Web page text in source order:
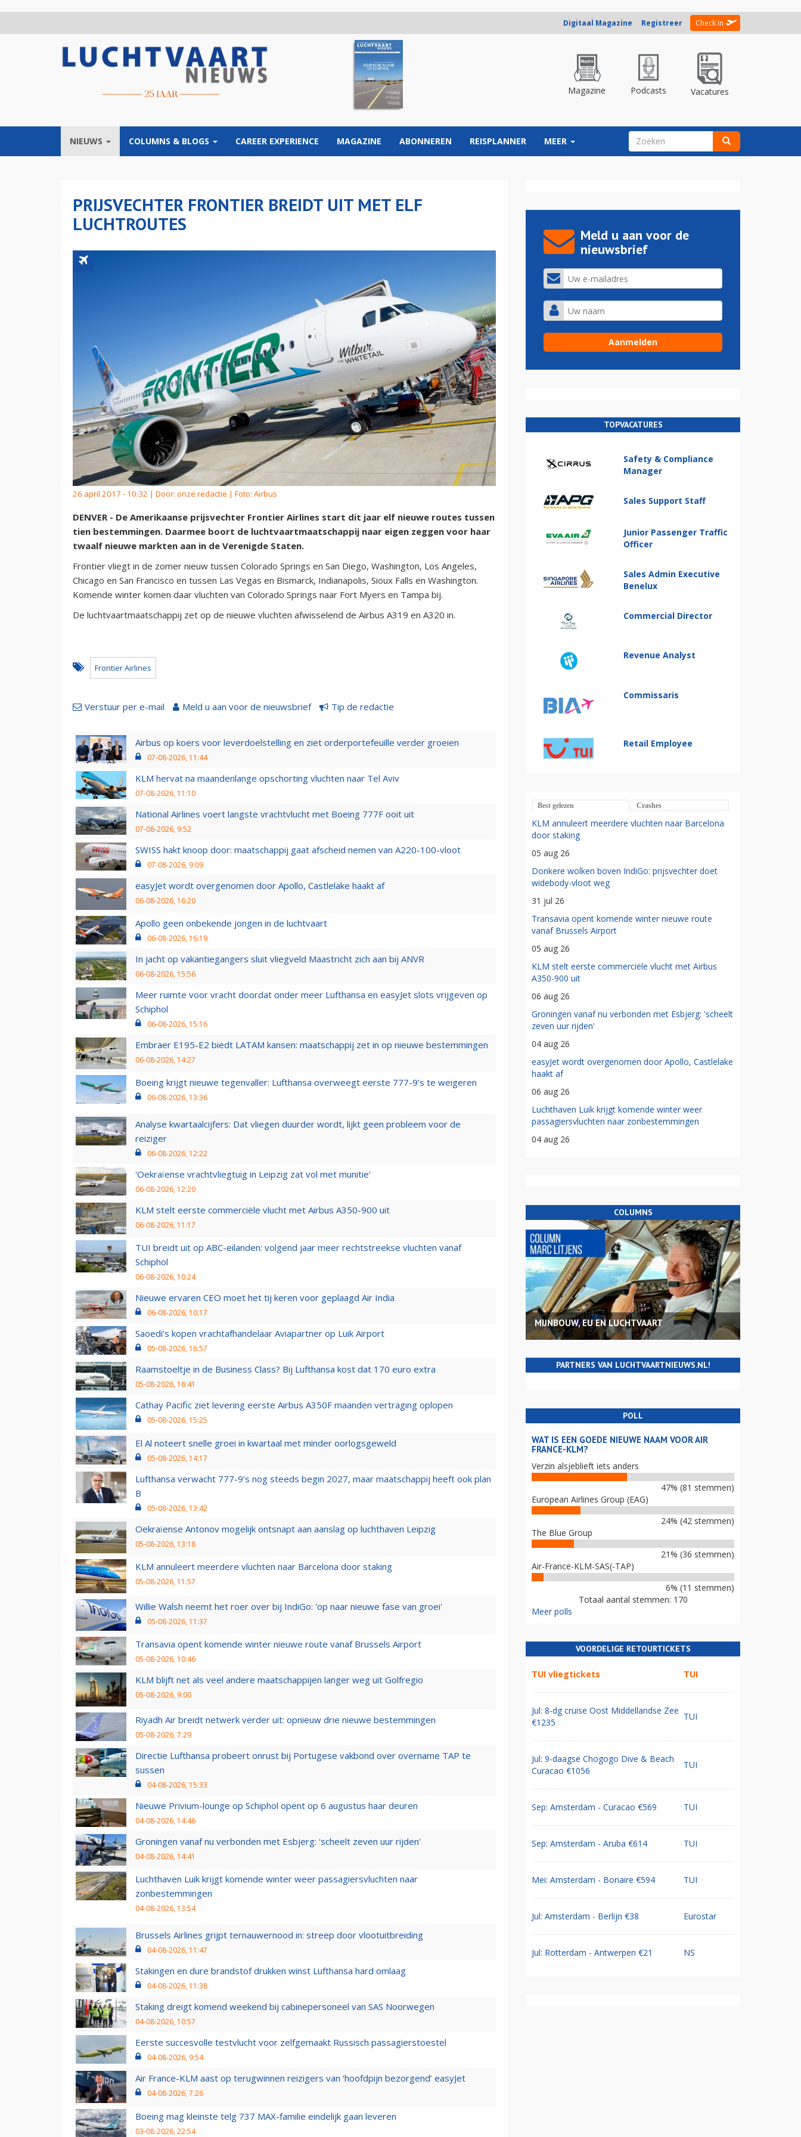
Digitaal Magazine Registreer Check in
Magazine Podcasts Vacatures
NIEUWS COLUMNS & BLOGS CAREER EXPERIENCE MAGAZINE ABONNEREN REISPLANNER MEER ZOEKVELD
PRIJSVECHTER FRONTIER BREIDT UIT MET ELF
LUCHTROUTES
26 april 2017 - 10:32 | Door: onze redactie | Foto: Airbus
DENVER - De Amerikaanse prijsvechter Frontier Airlines start dit jaar elf nieuwe routes tussen
tien bestemmingen. Daarmee boort de luchtvaartmaatschappij naar eigen zeggen voor haar
twaalf nieuwe markten aan in de Verenigde Staten.
Frontier vliegt in de zomer nieuw tussen Colorado Springs en San Diego, Washington, Los Angeles,
Chicago en San Francisco en tussen Las Vegas en Bismarck, Indianapolis, Sioux Falls en Washington.
Komende winter komen daar vluchten van Colorado Springs naar Fort Myers en Tampa bij.
De luchtvaartmaatschappij zet op de nieuwe vluchten afwisselend de Airbus A319 en A320 in.
Frontier Airlines
Verstuur per e-mail Meld u aan voor de nieuwsbrief Tip de redactie
Airbus op koers voor leverdoelstelling en ziet orderportefeuille verder groeien
07-08-2026, 11:44
KLM hervat na maandenlange opschorting vluchten naar Tel Aviv
07-08-2026, 11:10
National Airlines voert langste vrachtvlucht met Boeing 777F ooit uit
07-08-2026, 9:52
SWISS hakt knoop door: maatschappij gaat afscheid nemen van A220-100-vloot
07-08-2026, 9:09
easyJet wordt overgenomen door Apollo, Castlelake haakt af
06-08-2026, 16:20
Apollo geen onbekende jongen in de luchtvaart
06-08-2026, 16:19
In jacht op vakantiegangers sluit vliegveld Maastricht zich aan bij ANVR
06-08-2026, 15:56
Meer ruimte voor vracht doordat onder meer Lufthansa en easyJet slots vrijgeven op
Schiphol
06-08-2026, 15:16
Embraer E195-E2 biedt LATAM kansen: maatschappij zet in op nieuwe bestemmingen
06-08-2026, 14:27
Boeing krijgt nieuwe tegenvaller: Lufthansa overweegt eerste 777-9’s te weigeren
06-08-2026, 13:36
Analyse kwartaalcijfers: Dat vliegen duurder wordt, lijkt geen probleem voor de
reiziger
06-08-2026, 12:22
'Oekraïense vrachtvliegtuig in Leipzig zat vol met munitie'
06-08-2026, 12:20
KLM stelt eerste commerciële vlucht met Airbus A350-900 uit
06-08-2026, 11:17
TUI breidt uit op ABC-eilanden: volgend jaar meer rechtstreekse vluchten vanaf
Schiphol
06-08-2026, 10:24
Nieuwe ervaren CEO moet het tij keren voor geplaagd Air India
06-08-2026, 10:17
Saoedi’s kopen vrachtafhandelaar Aviapartner op Luik Airport
05-08-2026, 16:57
Raamstoeltje in de Business Class? Bij Lufthansa kost dat 170 euro extra
05-08-2026, 16:41
Cathay Pacific ziet levering eerste Airbus A350F maanden vertraging oplopen
05-08-2026, 15:25
El Al noteert snelle groei in kwartaal met minder oorlogsgeweld
05-08-2026, 14:17
Lufthansa verwacht 777-9’s nog steeds begin 2027, maar maatschappij heeft ook plan
B
05-08-2026, 13:42
Oekraïense Antonov mogelijk ontsnapt aan aanslag op luchthaven Leipzig
05-08-2026, 13:18
KLM annuleert meerdere vluchten naar Barcelona door staking
05-08-2026, 11:57
Willie Walsh neemt het roer over bij IndiGo: 'op naar nieuwe fase van groei'
05-08-2026, 11:37
Transavia opent komende winter nieuwe route vanaf Brussels Airport
05-08-2026, 10:46
KLM blijft net als veel andere maatschappijen langer weg uit Golfregio
05-08-2026, 9:00
Riyadh Air breidt netwerk verder uit: opnieuw drie nieuwe bestemmingen
05-08-2026, 7:29
Directie Lufthansa probeert onrust bij Portugese vakbond over overname TAP te
sussen
04-08-2026, 15:33
Nieuwe Privium-lounge op Schiphol opent op 6 augustus haar deuren
04-08-2026, 14:46
Groningen vanaf nu verbonden met Esbjerg: 'scheelt zeven uur rijden'
04-08-2026, 14:41
Luchthaven Luik krijgt komende winter weer passagiersvluchten naar
zonbestemmingen
04-08-2026, 13:54
Brussels Airlines grijpt ternauwernood in: streep door vlootuitbreiding
04-08-2026, 11:47
Stakingen en dure brandstof drukken winst Lufthansa hard omlaag
04-08-2026, 11:38
Staking dreigt komend weekend bij cabinepersoneel van SAS Noorwegen
04-08-2026, 10:57
Eerste succesvolle testvlucht voor zelfgemaakt Russisch passagierstoestel
04-08-2026, 9:54
Air France-KLM aast op terugwinnen reizigers van ‘hoofdpijn bezorgend’ easyJet
04-08-2026, 7:26
Boeing mag kleinste telg 737 MAX-familie eindelijk gaan leveren
03-08-2026, 22:54
Meld u aan voor de
nieuwsbrief
TOPVACATURES
Safety & Compliance
Manager
Sales Support Staff
Junior Passenger Traffic
Officer
Sales Admin Executive
Benelux
Commercial Director
Revenue Analyst
Commissaris
Retail Employee
Best gelezen Crashes
KLM annuleert meerdere vluchten naar Barcelona
door staking
05 aug 26
Donkere wolken boven IndiGo: prijsvechter doet
widebody-vloot weg
31 jul 26
Transavia opent komende winter nieuwe route
vanaf Brussels Airport
05 aug 26
KLM stelt eerste commerciële vlucht met Airbus
A350-900 uit
06 aug 26
Groningen vanaf nu verbonden met Esbjerg: 'scheelt
zeven uur rijden'
04 aug 26
easyJet wordt overgenomen door Apollo, Castlelake
haakt af
06 aug 26
Luchthaven Luik krijgt komende winter weer
passagiersvluchten naar zonbestemmingen
04 aug 26
COLUMNS
MIJNBOUW, EU EN LUCHTVAART
PARTNERS VAN LUCHTVAARTNIEUWS.NL!
POLL
WAT IS EEN GOEDE NIEUWE NAAM VOOR AIR
FRANCE-KLM?
Verzin alsjeblieft iets anders
47% (81 stemmen)
European Airlines Group (EAG)
24% (42 stemmen)
The Blue Group
21% (36 stemmen)
Air-France-KLM-SAS(-TAP)
6% (11 stemmen)
Totaal aantal stemmen: 170
Meer polls
VOORDELIGE RETOURTICKETS
TUI vliegtickets TUI
Jul: 8-dg cruise Oost Middellandse Zee
€1235
TUI
Jul: 9-daagse Chogogo Dive & Beach
Curacao €1056
TUI
Sep: Amsterdam - Curacao €569 TUI
Sep: Amsterdam - Aruba €614 TUI
Mei: Amsterdam - Bonaire €594 TUI
Jul: Amsterdam - Berlijn €38 Eurostar
Jul: Rotterdam - Antwerpen €21 NS